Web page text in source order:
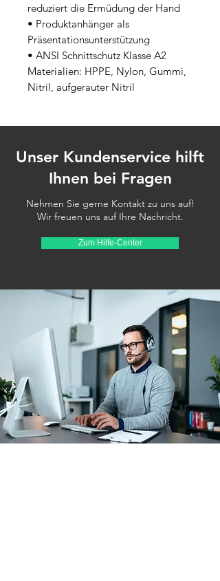
reduziert die Ermüdung der Hand
• Produktanhänger als
Präsentationsunterstützung
• ANSI Schnittschutz Klasse A2
Materialien: HPPE, Nylon, Gummi,
Nitril, aufgerauter Nitril
Unser Kundenservice hilft
Ihnen bei Fragen
Nehmen Sie gerne Kontakt zu uns auf!
Wir freuen uns auf Ihre Nachricht.
Zum Hilfe-Center